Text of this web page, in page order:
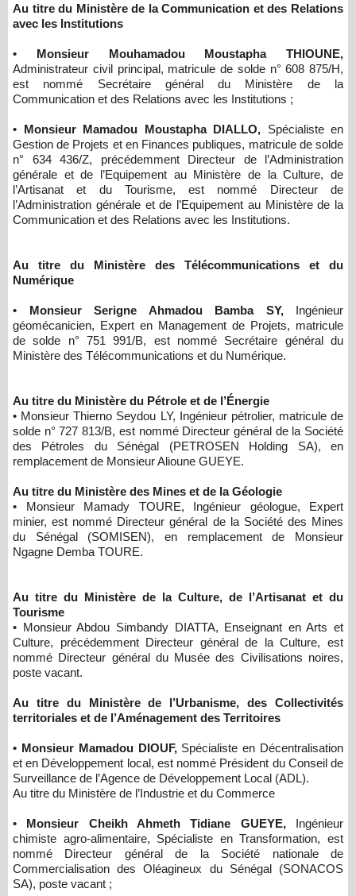
Au titre du Ministère de la Communication et des Relations
avec les Institutions
• Monsieur Mouhamadou Moustapha THIOUNE,
Administrateur civil principal, matricule de solde n° 608 875/H,
est nommé Secrétaire général du Ministère de la
Communication et des Relations avec les Institutions ;
• Monsieur Mamadou Moustapha DIALLO, Spécialiste en
Gestion de Projets et en Finances publiques, matricule de solde
n° 634 436/Z, précédemment Directeur de l’Administration
générale et de l’Equipement au Ministère de la Culture, de
l’Artisanat et du Tourisme, est nommé Directeur de
l’Administration générale et de l’Equipement au Ministère de la
Communication et des Relations avec les Institutions.
Au titre du Ministère des Télécommunications et du
Numérique
• Monsieur Serigne Ahmadou Bamba SY, Ingénieur
géomécanicien, Expert en Management de Projets, matricule
de solde n° 751 991/B, est nommé Secrétaire général du
Ministère des Télécommunications et du Numérique.
Au titre du Ministère du Pétrole et de l’Énergie
• Monsieur Thierno Seydou LY, Ingénieur pétrolier, matricule de
solde n° 727 813/B, est nommé Directeur général de la Société
des Pétroles du Sénégal (PETROSEN Holding SA), en
remplacement de Monsieur Alioune GUEYE.
Au titre du Ministère des Mines et de la Géologie
• Monsieur Mamady TOURE, Ingénieur géologue, Expert
minier, est nommé Directeur général de la Société des Mines
du Sénégal (SOMISEN), en remplacement de Monsieur
Ngagne Demba TOURE.
Au titre du Ministère de la Culture, de l’Artisanat et du
Tourisme
• Monsieur Abdou Simbandy DIATTA, Enseignant en Arts et
Culture, précédemment Directeur général de la Culture, est
nommé Directeur général du Musée des Civilisations noires,
poste vacant.
Au titre du Ministère de l’Urbanisme, des Collectivités
territoriales et de l’Aménagement des Territoires
• Monsieur Mamadou DIOUF, Spécialiste en Décentralisation
et en Développement local, est nommé Président du Conseil de
Surveillance de l’Agence de Développement Local (ADL).
Au titre du Ministère de l’Industrie et du Commerce
• Monsieur Cheikh Ahmeth Tidiane GUEYE, Ingénieur
chimiste agro-alimentaire, Spécialiste en Transformation, est
nommé Directeur général de la Société nationale de
Commercialisation des Oléagineux du Sénégal (SONACOS
SA), poste vacant ;